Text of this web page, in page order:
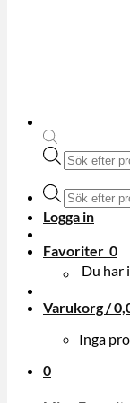
Logga in
Favoriter 0
Du har
Varukorg /
Inga
0